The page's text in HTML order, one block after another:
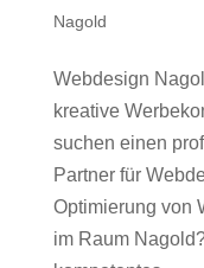
Nagold
Webdesign
kreative
suchen einen
Partner für
Optimierung von
im Raum